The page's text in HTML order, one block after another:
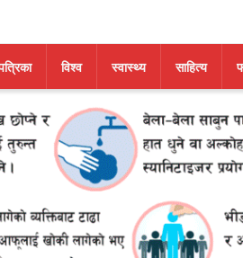
विश्व स्वास्थ्य साहित्य